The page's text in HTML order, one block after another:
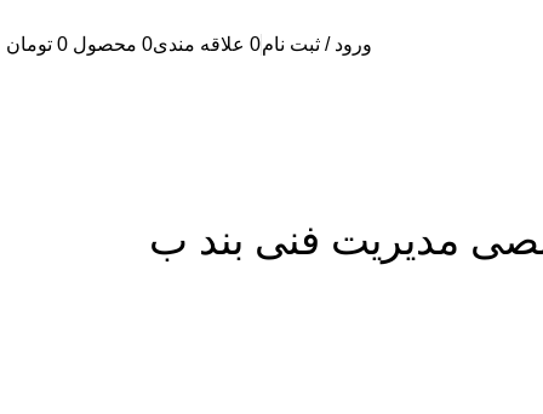
ورود / ثبت نام0 علاقه مندی0 محصول 0 تومان
مدیریت فنی بند ب